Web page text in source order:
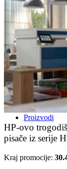
Proizvodi
HP-ovo
pisače iz serije
Kraj promocije: